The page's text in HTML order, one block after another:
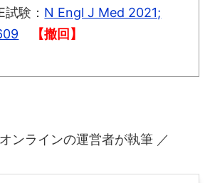
試験： N Engl J Med 2021;
【撤回】
ンラインの運営者が執筆 ／